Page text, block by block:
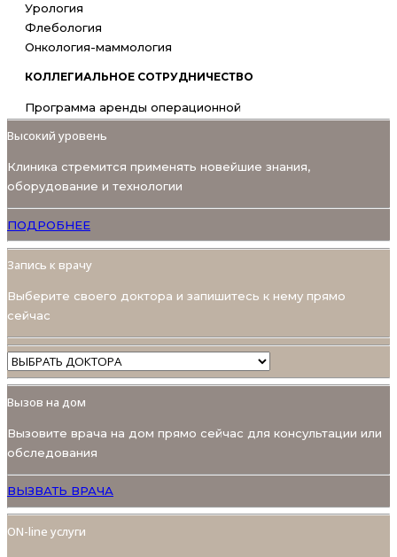
Урология
Флебология
Онкология-маммология
КОЛЛЕГИАЛЬНОЕ СОТРУДНИЧЕСТВО
Программа аренды операционной
Высокий уровень
Клиника стремится применять новейшие знания,
оборудование и технологии
ПОДРОБНЕЕ
Запись к врачу
Выберите своего доктора и запишитесь к нему прямо
сейчас
Вызов на дом
Вызовите врача на дом прямо сейчас для консультации или
обследования
ВЫЗВАТЬ ВРАЧА
ON-line услуги